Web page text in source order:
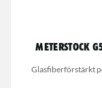
Meterstock
Glasfiberförstärkt